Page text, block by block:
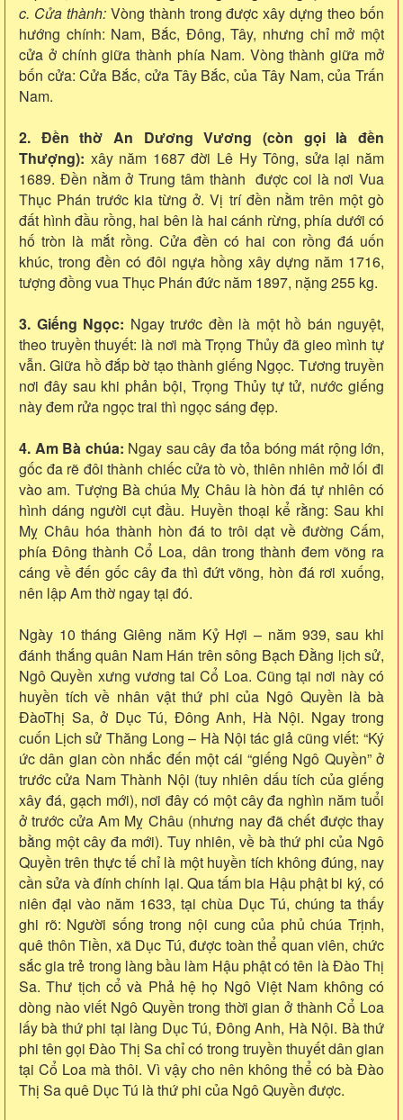
c. Cửa thành:Vòng thành trong được xây dựng theo bốn
hướng chính: Nam, Bắc, Đông, Tây, nhưng chỉ mở một
cửa ở chính giữa thành phía Nam. Vòng thành giữa mở
bốn cửa: Cửa Bắc, cửa Tây Bắc, của Tây Nam, của Trấn
Nam.
2. Đền thờ An Dương Vương (còn gọi là đền
Thượng): xây năm 1687 đời Lê Hy Tông, sửa lại năm
1689. Đền nằm ở Trung tâm thành được coi là nơi Vua
Thục Phán trước kia từng ở. Vị trí đền nằm trên một gò
đất hình đầu rồng, hai bên là hai cánh rừng, phía dưới có
hố tròn là mắt rồng. Cửa đền có hai con rồng đá uốn
khúc, trong đền có đôi ngựa hồng xây dựng năm 1716,
tượng đồng vua Thục Phán đức năm 1897, nặng 255 kg.
3. Giếng Ngọc: Ngay trước đền là một hồ bán nguyệt,
theo truyền thuyết: là nơi mà Trọng Thủy đã gieo mình tự
vẫn. Giữa hồ đắp bờ tạo thành giếng Ngọc. Tương truyền
nơi đây sau khi phản bội, Trọng Thủy tự tử, nước giếng
này đem rửa ngọc trai thì ngọc sáng đẹp.
4. Am Bà chúa: Ngay sau cây đa tỏa bóng mát rộng lớn,
gốc đa rẽ đôi thành chiếc cửa tò vò, thiên nhiên mở lối đi
vào am. Tượng Bà chúa Mỵ Châu là hòn đá tự nhiên có
hình dáng người cụt đầu. Huyền thoại kể rằng: Sau khi
Mỵ Châu hóa thành hòn đá to trôi dạt về đường Cấm,
phía Đông thành Cổ Loa, dân trong thành đem võng ra
cáng về đến gốc cây đa thì đứt võng, hòn đá rơi xuống,
nên lập Am thờ ngay tại đó.
Ngày 10 tháng Giêng năm Kỷ Hợi – năm 939, sau khi
đánh thắng quân Nam Hán trên sông Bạch Đằng lịch sử,
Ngô Quyền xưng vương tai Cổ Loa. Cũng tại nơi này có
huyền tích về nhân vật thứ phi của Ngô Quyền là bà
ĐàoThị Sa, ở Dục Tú, Đông Anh, Hà Nội. Ngay trong
cuốn Lịch sử Thăng Long – Hà Nội tác giả cũng viết: “Ký
ức dân gian còn nhắc đến một cái “giếng Ngô Quyền” ở
trước cửa Nam Thành Nội (tuy nhiên dấu tích của giếng
xây đá, gạch mới), nơi đây có một cây đa nghìn năm tuổi
ở trước cửa Am Mỵ Châu (nhưng nay đã chết được thay
bằng một cây đa mới). Tuy nhiên, về bà thứ phi của Ngô
Quyền trên thực tế chỉ là một huyền tích không đúng, nay
cần sửa và đính chính lại. Qua tấm bia Hậu phật bi ký, có
niên đại vào năm 1633, tại chùa Dục Tú, chúng ta thấy
ghi rõ: Người sống trong nội cung của phủ chúa Trịnh,
quê thôn Tiền, xã Dục Tú, được toàn thể quan viên, chức
sắc gia trẻ trong làng bầu làm Hậu phật có tên là Đào Thị
Sa. Thư tịch cổ và Phả hệ họ Ngô Việt Nam không có
dòng nào viết Ngô Quyền trong thời gian ở thành Cổ Loa
lấy bà thứ phi tại làng Dục Tú, Đông Anh, Hà Nội. Bà thứ
phi tên gọi Đào Thị Sa chỉ có trong truyền thuyết dân gian
tại Cổ Loa mà thôi. Vì vậy cho nên không thể có bà Đào
Thị Sa quê Dục Tú là thứ phi của Ngô Quyền được.